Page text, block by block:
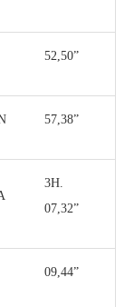
52,50”
57,38”
3H.
07,32”
09,44”